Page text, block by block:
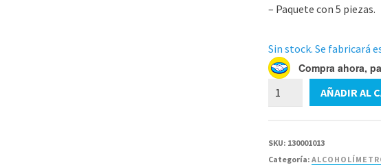
– Paquete con 5 piezas.
Sin stock. Se fabricará
Compra ahora,
Sensor
AÑADIR AL
SKU: 130001013
Categoría: